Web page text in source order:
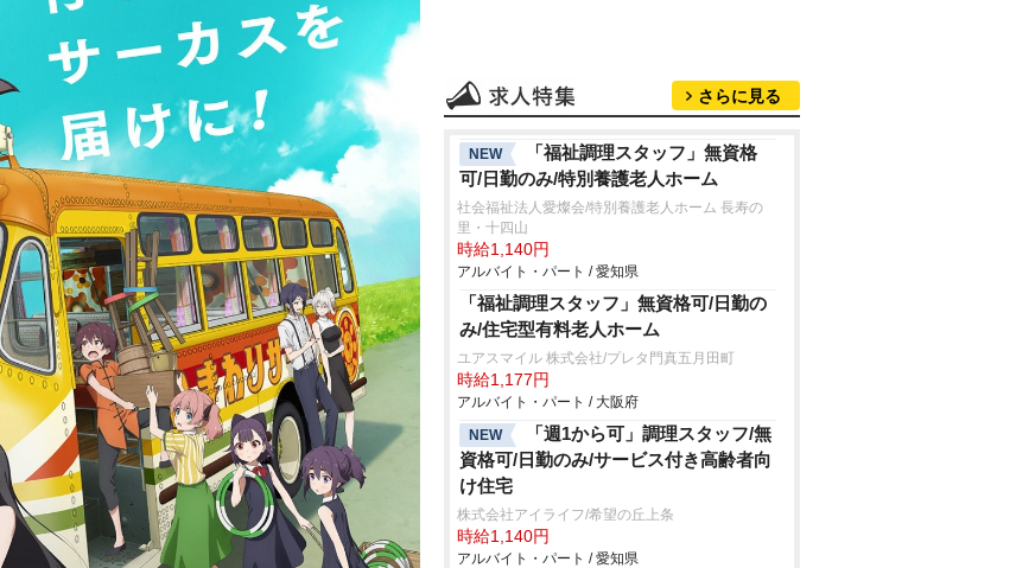
さらに見る
NEW
「福祉調理スタッフ」無資格
可/日勤のみ/特別養護老人ホーム
社会福祉法人愛燦会/特別養護老人ホーム 長寿の
里・十四山
時給1,140円
アルバイト・パート / 愛知県
「福祉調理スタッフ」無資格可/日勤の
み/住宅型有料老人ホーム
ユアスマイル 株式会社/プレタ門真五月田町
時給1,177円
アルバイト・パート / 大阪府
NEW
「週1から可」調理スタッフ/無
資格可/日勤のみ/サービス付き高齢者向
け住宅
株式会社アイライフ/希望の丘上条
時給1,140円
アルバイト・パート / 愛知県